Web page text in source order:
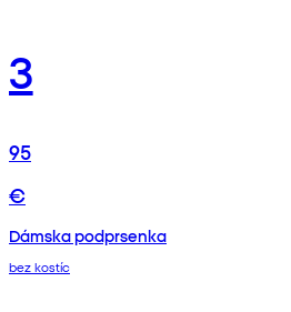
3
95
€
Dámska podprsenka
bez kostíc